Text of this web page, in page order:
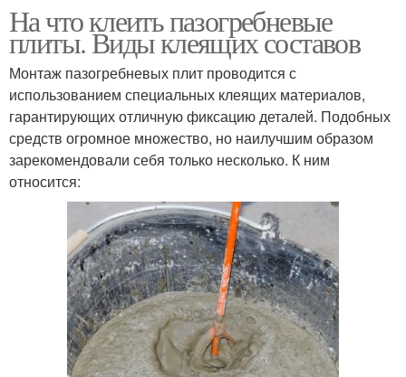
На что клеить пазогребневые
плиты. Виды клеящих составов
Монтаж пазогребневых плит проводится с
использованием специальных клеящих материалов,
гарантирующих отличную фиксацию деталей. Подобных
средств огромное множество, но наилучшим образом
зарекомендовали себя только несколько. К ним
относится: